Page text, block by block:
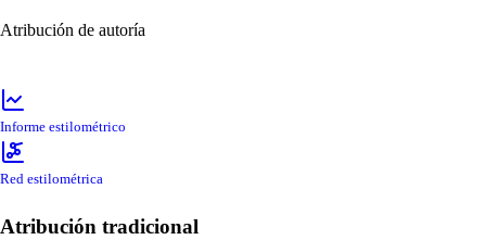
Atribución de autoría
Informe estilométrico
Red estilométrica
Atribución tradicional